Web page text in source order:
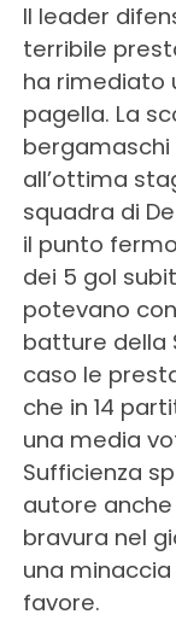
Il leader
terribile
ha rimediato
pagella. La
bergamaschi
all’ottima
squadra di
il punto
dei 5 gol
potevano
batture della
caso le
che in 14
una media
Sufficienza
autore anche
bravura nel
una
favore.